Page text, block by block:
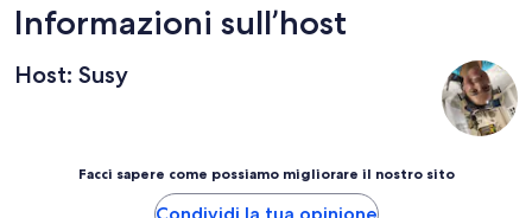
Informazioni sull’host
Host: Susy
Facci sapere come possiamo migliorare il nostro sito
Condividi la tua opinione